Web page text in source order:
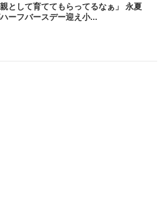
親として育ててもらってるなぁ」 永夏
ーフバースデー迎え小...